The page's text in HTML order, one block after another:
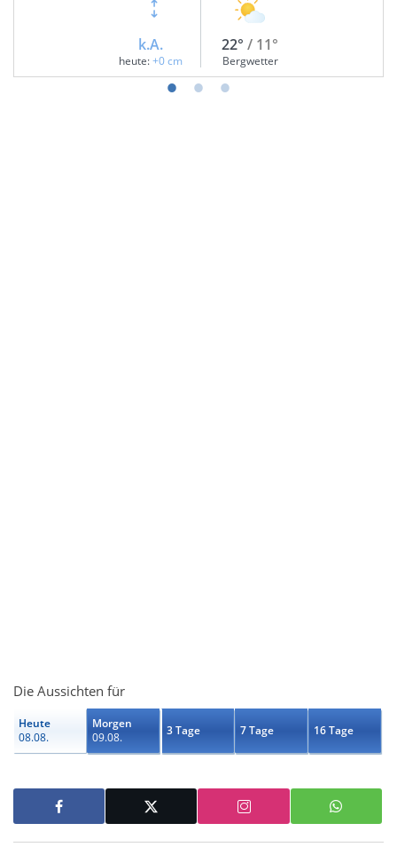
k.A.
heute:+0 cm
22° / 11°
Bergwetter
Die Aussichten für
Heute
08.08.
Morgen
09.08.
3 Tage 7 Tage 16 Tage